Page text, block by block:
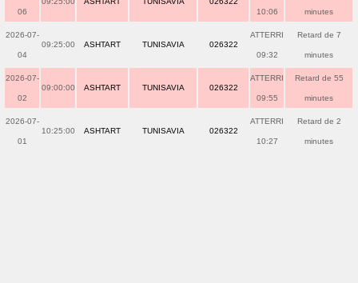
06 10:06 minutes
2026-07-
04
09:25:00 ASHTART TUNISAVIA 026322
ATTERRI
09:32
Retard de 7
minutes
2026-07-
02
09:00:00 ASHTART TUNISAVIA 026322
ATTERRI
09:55
Retard de 55
minutes
2026-07-
01
10:25:00 ASHTART TUNISAVIA 026322
ATTERRI
10:27
Retard de 2
minutes